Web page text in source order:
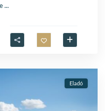
...
Eladó